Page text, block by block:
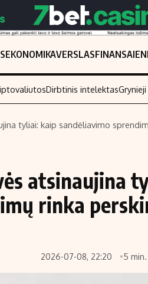
EKONOMIKAVERSLASFINANSAI
Akcijų rinka
Saulės elektrinės
Kriptovaliutos
Migracija
Dirbtinis intelektas
tyliai: kaip sandėliavimo
atsinaujina
rinka
2026-07-08, 22:20 5